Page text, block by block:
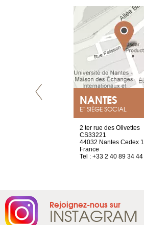
NANTES
ET SIÈGE SOCIAL
2 ter rue des Olivettes
CS33221
44032 Nantes Cedex 1
France
Tel : +33 2 40 89 34 44
Rejoignez-nous sur
INSTAGRAM